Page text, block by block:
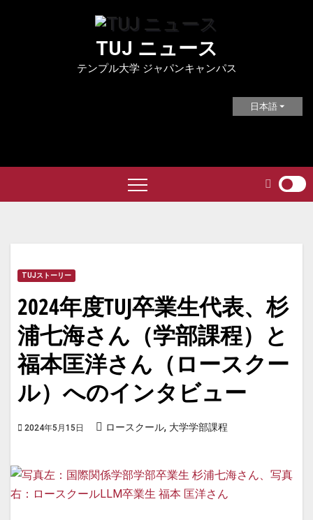
TUJ ニュース
テンプル大学 ジャパンキャンパス
日本語
TUJストーリー
2024年度TUJ卒業生代表、杉
浦七海さん（学部課程）と
福本匡洋さん（ロースクー
ル）へのインタビュー
2024年5月15日 ロースクール, 大学学部課程